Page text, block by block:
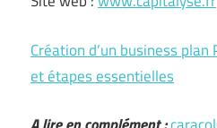
Création d’un business
et étapes essentielles